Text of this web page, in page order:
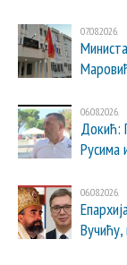
07.08.2026.
06.08.2026.
Докић:
Русима
06.08.2026.